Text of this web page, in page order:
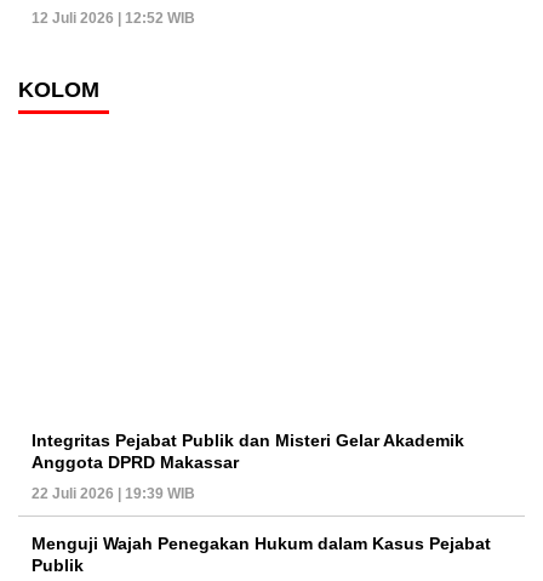
12 Juli 2026 | 12:52 WIB
KOLOM
Integritas Pejabat Publik dan Misteri Gelar Akademik
Anggota DPRD Makassar
22 Juli 2026 | 19:39 WIB
Menguji Wajah Penegakan Hukum dalam Kasus Pejabat
Publik